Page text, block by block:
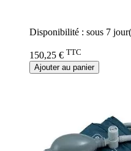
Disponibilité : sous 7
150,25 € TTC
Ajouter au panier